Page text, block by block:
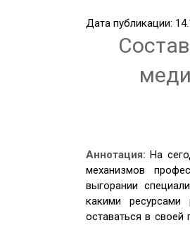
Дата публикации:
Аннотация:На
механизмов
выгорании
какими ресурсами
оставаться в